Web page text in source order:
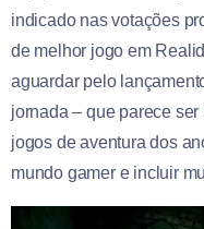
indicado nas votações
de melhor jogo em
aguardar pelo
jornada – que parece
jogos de aventura dos
mundo gamer e incluir